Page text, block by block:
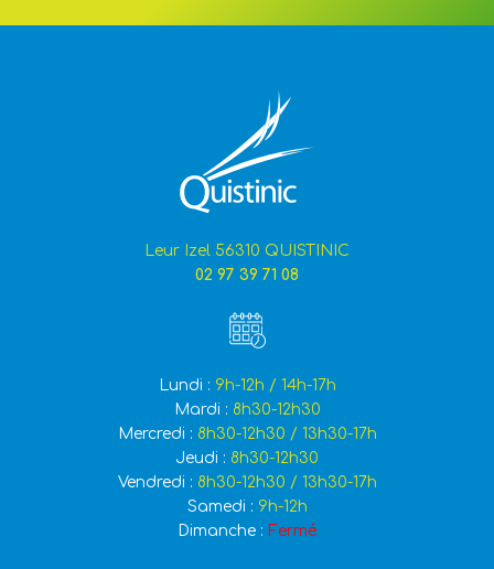
Leur Izel 56310 QUISTINIC
02 97 39 71 08
Lundi : 9h-12h / 14h-17h
Mardi : 8h30-12h30
Mercredi : 8h30-12h30 / 13h30-17h
Jeudi : 8h30-12h30
Vendredi : 8h30-12h30 / 13h30-17h
Samedi : 9h-12h
Dimanche : Fermé